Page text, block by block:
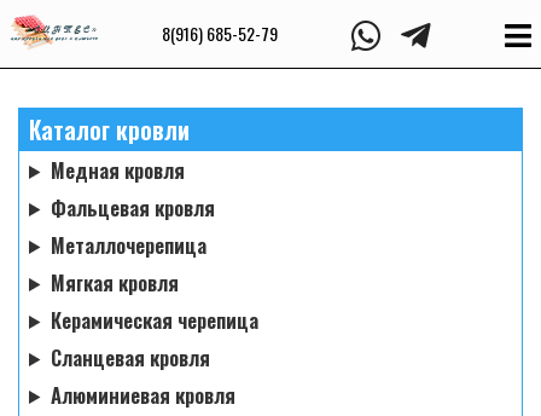
8(916) 685-52-79
Каталог кровли
Медная кровля
Фальцевая кровля
Металлочерепица
Мягкая кровля
Керамическая черепица
Сланцевая кровля
Алюминиевая кровля